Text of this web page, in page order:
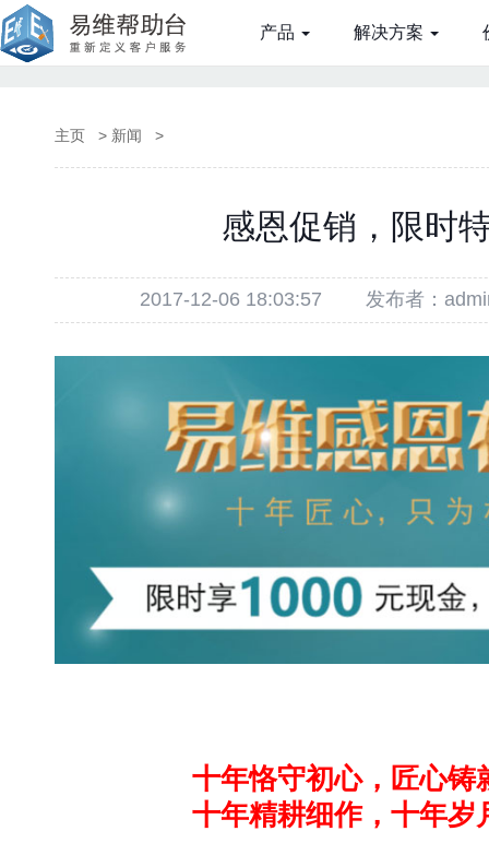
产品 解决方案
主页 > 新闻 >
感恩促销，限时
2017-12-06 18:03:57 发布者：
十年恪守初心，匠心铸
十年精耕细作，十年岁